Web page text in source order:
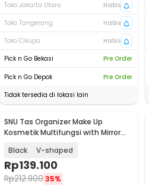
Toko Jakarta Utara
Habis
Toko Tangerang
Habis
Toko Cikupa
Habis
Pick n Go Bekasi
Pre Order
Pick n Go Depok
Pre Order
Tidak tersedia di lokasi lain
SNU Tas Organizer Make Up
Kosmetik Multifungsi with Mirror
Black V-shaped
Rp139.100
Rp212.900 35%